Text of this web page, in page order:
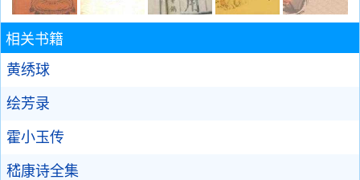
相关书籍
黄绣球
绘芳录
霍小玉传
嵇康诗全集